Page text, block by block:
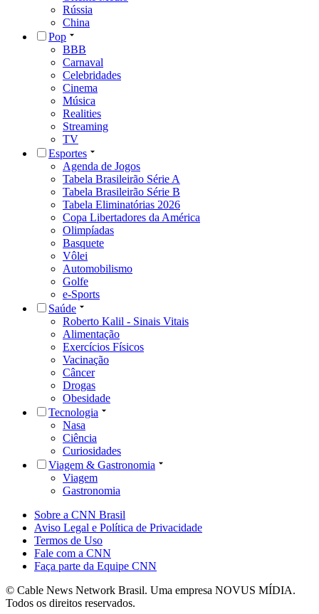
Rússia
China
Pop
BBB
Carnaval
Celebridades
Cinema
Música
Realities
Streaming
TV
Esportes
Agenda de Jogos
Tabela Brasileirão Série A
Tabela Brasileirão Série B
Tabela Eliminatórias 2026
Copa Libertadores da América
Olimpíadas
Basquete
Vôlei
Automobilismo
Golfe
e-Sports
Saúde
Roberto Kalil - Sinais Vitais
Alimentação
Exercícios Físicos
Vacinação
Câncer
Drogas
Obesidade
Tecnologia
Nasa
Ciência
Curiosidades
Viagem & Gastronomia
Viagem
Gastronomia
Sobre a CNN Brasil
Aviso Legal e Política de Privacidade
Termos de Uso
Fale com a CNN
Faça parte da Equipe CNN
© Cable News Network Brasil. Uma empresa NOVUS MÍDIA.
Todos os direitos reservados.